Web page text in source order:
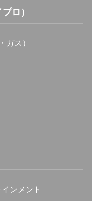
ロ）
ガス）
ンメント